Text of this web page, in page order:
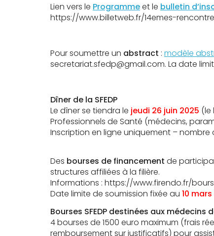
Lien vers le Programmeet le bulletin
https://www.billetweb.fr/14emes-
Pour soumettre un abstract : modèle
secretariat.sfedp@gmail.com. La date
Dîner de la SFEDP
Le dîner se tiendra le jeudi 26 juin 2025 (le
Professionnels de Santé (médecins,
Inscription en ligne uniquement –
Des bourses de financement de
structures affiliées à la filière.
Informations : https://www.firendo.fr/
Date limite de soumission fixée au 10
Bourses SFEDP destinées aux
4 bourses de 1500 euro maximum (frais
remboursement sur justificatifs) pour